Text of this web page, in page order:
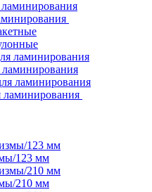
ламинирования
ламинирования
123 мм
210 мм